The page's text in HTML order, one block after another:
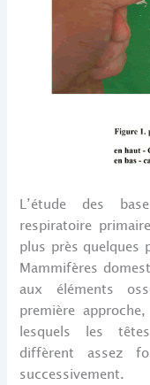
L’étude des
respiratoire
plus près quelques
Mammifères
aux éléments
première
lesquels les
diffèrent assez
successivement.